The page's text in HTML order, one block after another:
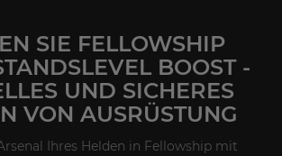
SIE FELLOWSHIP
BOOST -
UND SICHERES
VON AUSRÜSTUNG
Ihres Helden in Fellowship mit